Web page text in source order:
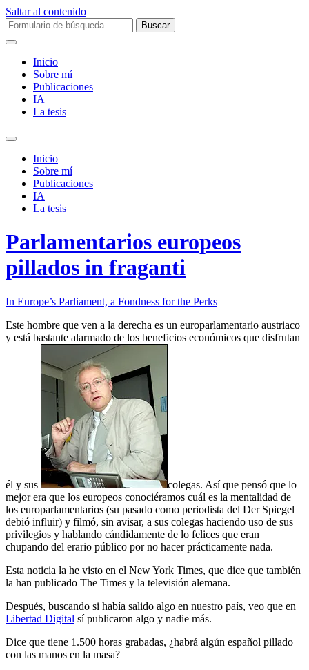
Saltar al contenido
Buscar:
Inicio
Sobre mí­
Publicaciones
IA
La tesis
Alternar
campo
búsqueda
Inicio
Sobre mí­
Publicaciones
IA
La tesis
Parlamentarios europeos
pillados in fraganti
In Europe’s Parliament, a Fondness for the Perks
Este hombre que ven a la derecha es un europarlamentario austriaco
y está bastante alarmado de los beneficios económicos que disfrutan
él y sus
colegas. Así que pensó que lo
mejor era que los europeos conociéramos cuál es la mentalidad de
los europarlamentarios (su pasado como periodista del Der Spiegel
debió influir) y filmó, sin avisar, a sus colegas haciendo uso de sus
privilegios y hablando cándidamente de lo felices que eran
chupando del erario público por no hacer prácticamente nada.
Esta noticia la he visto en el New York Times, que dice que también
la han publicado The Times y la televisión alemana.
Después, buscando si había salido algo en nuestro país, veo que en
Libertad Digital sí publicaron algo y nadie más.
Dice que tiene 1.500 horas grabadas, ¿habrá algún español pillado
con las manos en la masa?